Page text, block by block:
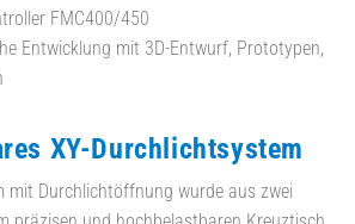
FMC400/450
Entwicklung mit 3D-Entwurf, Prototypen,
XY-Durchlichtsystem
mit Durchlichtöffnung wurde aus zwei